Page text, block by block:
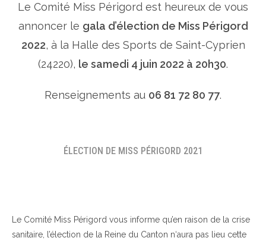
Le Comité Miss Périgord est heureux de vous
annoncer le gala d’élection de Miss Périgord
2022, à la Halle des Sports de Saint-Cyprien
(24220), le samedi 4 juin 2022 à 20h30.
Renseignements au 06 81 72 80 77.
ÉLECTION DE MISS PÉRIGORD 2021
Le Comité Miss Périgord vous informe qu’en raison de la crise
sanitaire, l’élection de la Reine du Canton n‘aura pas lieu cette